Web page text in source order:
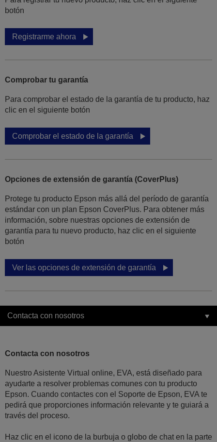
botón
Registrarme ahora
Comprobar tu garantía
Para comprobar el estado de la garantía de tu producto, haz
clic en el siguiente botón
Comprobar el estado de la garantía
Opciones de extensión de garantía (CoverPlus)
Protege tu producto Epson más allá del período de garantía
estándar con un plan Epson CoverPlus. Para obtener más
información, sobre nuestras opciones de extensión de
garantía para tu nuevo producto, haz clic en el siguiente
botón
Ver las opciones de extensión de garantía
Contacta con nosotros
Contacta con nosotros
Nuestro Asistente Virtual online, EVA, está diseñado para
ayudarte a resolver problemas comunes con tu producto
Epson. Cuando contactes con el Soporte de Epson, EVA te
pedirá que proporciones información relevante y te guiará a
través del proceso.
Haz clic en el icono de la burbuja o globo de chat en la parte